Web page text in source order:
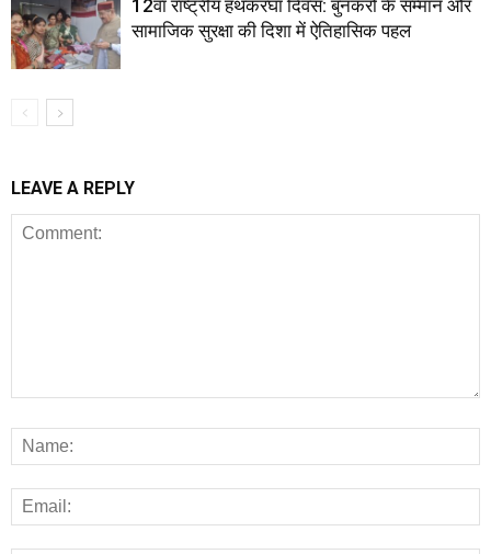
12वां राष्ट्रीय हथकरघा दिवस: बुनकरों के सम्मान और
सामाजिक सुरक्षा की दिशा में ऐतिहासिक पहल
LEAVE A REPLY